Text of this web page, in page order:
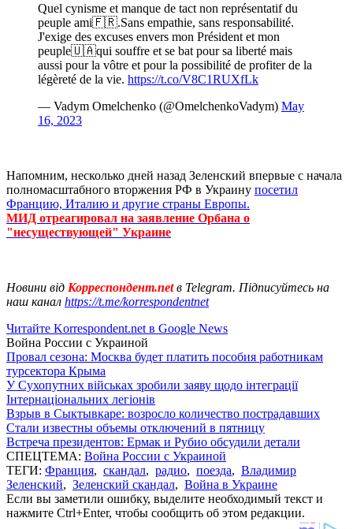
Quel cynisme et manque de tact non représentatif du
peuple ami🇫🇷.Sans empathie, sans responsabilité.
J'exige des excuses envers mon Président et mon
peuple🇺🇦qui souffre et se bat pour sa liberté mais
aussi pour la vôtre et pour la possibilité de profiter de la
légèreté de la vie. https://t.co/V8C1RUXfLk
— Vadym Omelchenko (@OmelchenkoVadym) May
16, 2023
Напомним, несколько дней назад Зеленский впервые с начала
полномасштабного вторжения РФ в Украину посетил
Францию, Италию и другие страны Европы.
МИД отреагировал на заявление Орбана о
"несуществующей" Украине
Новини від Корреспондент.netв Telegram. Підписуйтесь на
наш канал https://t.me/korrespondentnet
Читайте Korrespondent.net в Google News
Война России с Украиной
Провал сезона: Москва будет платить пособия работникам
турсектора Крыма
У Сухопутних військах зробили заяву щодо інтеграції
Інтернаціональних легіонів
Взрыв в Сыктывкаре: возросло количество пострадавших
Стали известны объемы отключений в пятницу
Встреча президентов: Ермак и Рубио обсудили детали
СПЕЦТЕМА: Война России с Украиной
ТЕГИ: Франция, скандал, радио, поезда, Владимир
Зеленский, Зеленский скандал, Война в Украине
Если вы заметили ошибку, выделите необходимый текст и
нажмите Ctrl+Enter, чтобы сообщить об этом редакции.